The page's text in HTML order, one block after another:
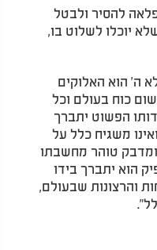
להסיר ולבטל
יוכלו לשלוט בו,
ה' הוא האלוקים
כוח בעולם וכל
הפשוט יתברך
משגיח כלל על
ומדבק טוהר מחשבתו
הוא יתברך בידו
והרצונות שבעולם,